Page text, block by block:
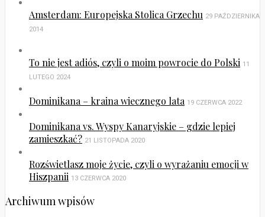
Amsterdam: Europejska Stolica Grzechu 29 PAŹDZIERNIKA
2014
To nie jest adiós, czyli o moim powrocie do Polski 11
LUTEGO 2024
Dominikana – kraina wiecznego lata 19 CZERWCA 2022
Dominikana vs. Wyspy Kanaryjskie – gdzie lepiej
zamieszkać? 21 LISTOPADA 2020
Rozświetlasz moje życie, czyli o wyrażaniu emocji w
Hiszpanii 13 CZERWCA 2020
Archiwum wpisów